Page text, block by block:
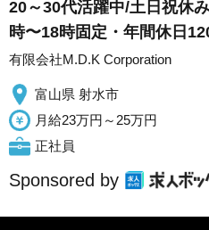
20～30代活躍中/土日祝休
時〜18時固定・年間休日
有限会社M.D.K Corporation
富山県 射水市
月給23万円～25万円
正社員
Sponsored by